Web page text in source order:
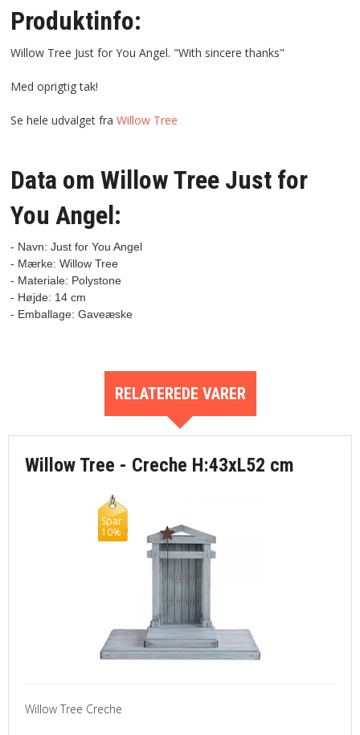
Produktinfo:
Willow Tree Just for You Angel. "With sincere thanks"
Med oprigtig tak!
Se hele udvalget fra Willow Tree
Data om Willow Tree Just for
You Angel:
- Navn: Just for You Angel
- Mærke: Willow Tree
- Materiale: Polystone
- Højde: 14 cm
- Emballage: Gaveæske
RELATEREDE VARER
Willow Tree - Creche H:43xL52 cm
Spar
10%
Willow Tree Creche